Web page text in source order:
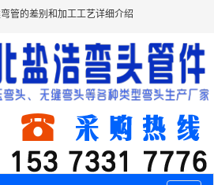
管的差别和加工工艺详细介绍